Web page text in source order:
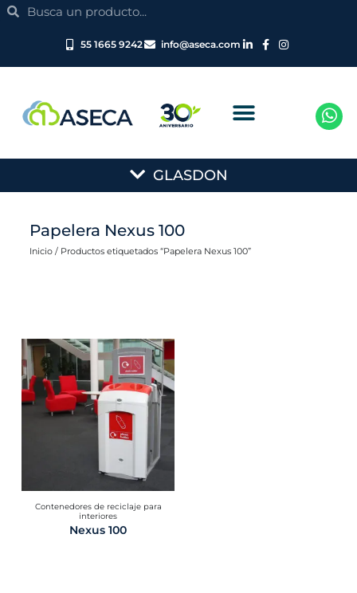
SearchSearch
55 1665 9242 info@aseca.com
Main
Menu
GLASDON
Papelera Nexus 100
Inicio / Productos etiquetados “Papelera Nexus 100”
Contenedores de reciclaje para
interiores
Nexus 100